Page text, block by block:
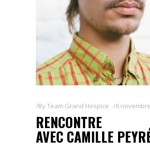
ByTeam Grand Hospice 6
RENCONTRE
AVEC CAMILLE